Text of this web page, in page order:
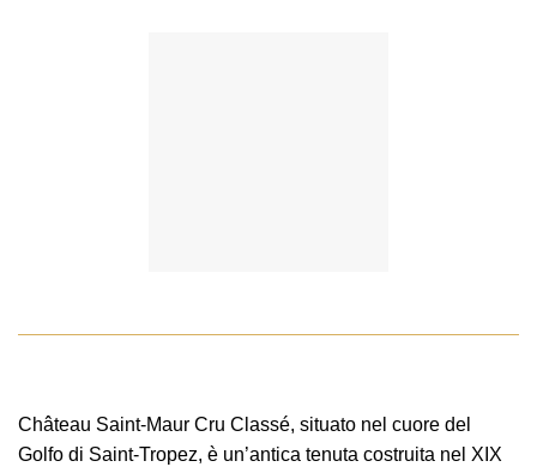
Château Saint-Maur Cru Classé, situato nel cuore del
Golfo di Saint-Tropez, è un’antica tenuta costruita nel XIX